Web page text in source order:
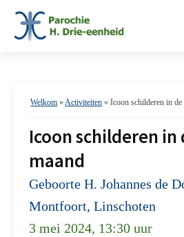
Welkom »Activiteiten »Icoon schilderen in de
Icoon schilderen in
maand
Geboorte H. Johannes de
Montfoort, Linschoten
3 mei 2024, 13:30 uur